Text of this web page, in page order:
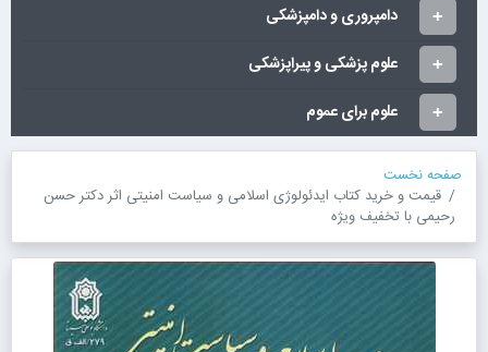
دامپروری و دامپزشکی
علوم پزشکی و پیراپزشکی
علوم برای عموم
صفحه نخست
قیمت و خرید کتاب ایدئولوژی اسلامی و سیاست امنیتی اثر دکتر حسن
رحیمی با تخفیف ویژه